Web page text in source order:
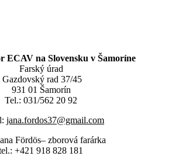
ECAV na Slovensku v Šamoríne
Farský úrad
Gazdovský rad 37/45
931 01 Šamorín
Tel.: 031/562 20 92
jana.fordos37@gmail.com
Fördös– zborová farárka
+421 918 828 181